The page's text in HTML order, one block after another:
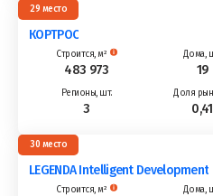
29
КОРТРОС
483 973 19
3 0,41
30
LEGENDA Intelligent Development